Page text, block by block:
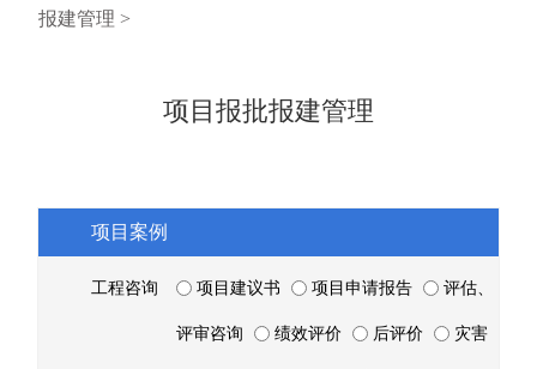
报建管理 >
项目报批报建管理
项目案例
工程咨询 项目建议书 项目申请报告 评估、
评审咨询 绩效评价 后评价 灾害